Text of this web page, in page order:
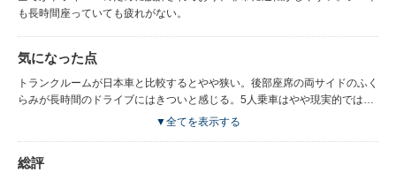
も長時間座っていても疲れがない。
気になった点
トランクルームが日本車と比較するとやや狭い。後部座席の両サイドのふく
らみが長時間のドライブにはきついと感じる。5人乗車はやや現実的ではな
▼全てを表示する
総評